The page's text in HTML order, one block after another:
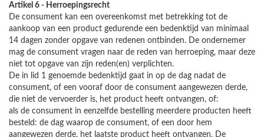
Artikel 6 - Herroepingsrecht
De consument kan een overeenkomst met betrekking tot de
aankoop van een product gedurende een bedenktijd van minimaal
14 dagen zonder opgave van redenen ontbinden. De ondernemer
mag de consument vragen naar de reden van herroeping, maar deze
niet tot opgave van zijn reden(en) verplichten.
De in lid 1 genoemde bedenktijd gaat in op de dag nadat de
consument, of een vooraf door de consument aangewezen derde,
die niet de vervoerder is, het product heeft ontvangen, of:
als de consument in eenzelfde bestelling meerdere producten heeft
besteld: de dag waarop de consument, of een door hem
aangewezen derde, het laatste product heeft ontvangen. De